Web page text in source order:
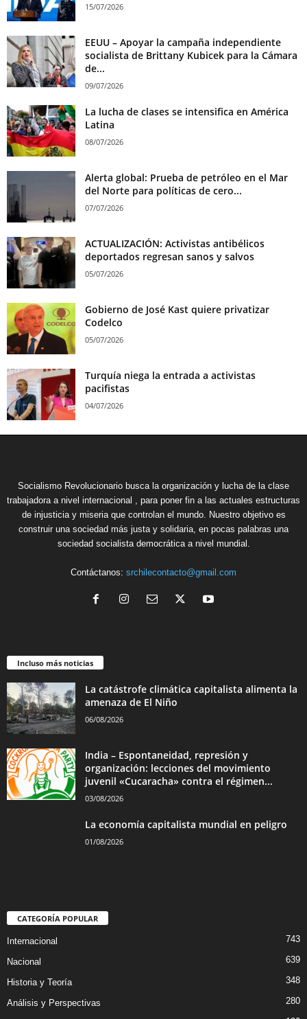
15/07/2026
EEUU – Apoyar la campaña independiente
socialista de Brittany Kubicek para la Cámara
de...
09/07/2026
La lucha de clases se intensifica en América
Latina
08/07/2026
Alerta global: Prueba de petróleo en el Mar
del Norte para políticas de cero...
07/07/2026
ACTUALIZACIÓN: Activistas antibélicos
deportados regresan sanos y salvos
05/07/2026
Gobierno de José Kast quiere privatizar
Codelco
05/07/2026
Turquía niega la entrada a activistas
pacifistas
04/07/2026
Socialismo Revolucionario busca la organización y lucha de la clase
trabajadora a nivel internacional , para poner fin a las actuales estructuras
de injusticia y miseria que controlan el mundo. Nuestro objetivo es
construir una sociedad más justa y solidaria, en pocas palabras una
sociedad socialista democrática a nivel mundial.
Contáctanos: srchilecontacto@gmail.com
Incluso más noticias
La catástrofe climática capitalista alimenta la
amenaza de El Niño
06/08/2026
India – Espontaneidad, represión y
organización: lecciones del movimiento
juvenil «Cucaracha» contra el régimen...
03/08/2026
La economía capitalista mundial en peligro
01/08/2026
CATEGORÍA POPULAR
Internacional 743
Nacional 639
Historia y Teoría 348
Análisis y Perspectivas 280